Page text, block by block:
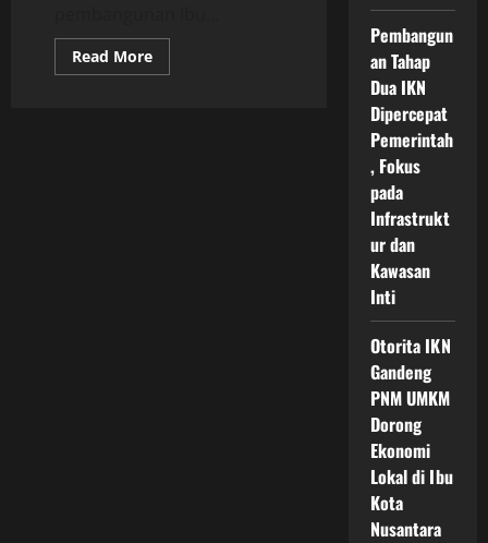
Read MoreRead
more
Pembangun
an Tahap
Dua IKN
Dipercepat
Pemerintah
, Fokus
pada
Infrastrukt
ur dan
Kawasan
Inti
Otorita IKN
Gandeng
PNM UMKM
Dorong
Ekonomi
Lokal di Ibu
Kota
Nusantara